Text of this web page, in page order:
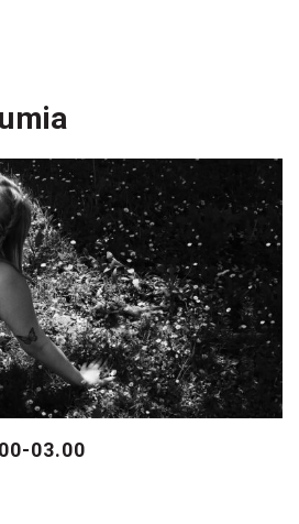
Whatsapp
03.00